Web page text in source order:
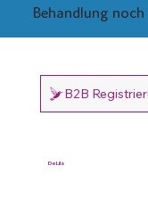
Behandlung
B2B
DeLila